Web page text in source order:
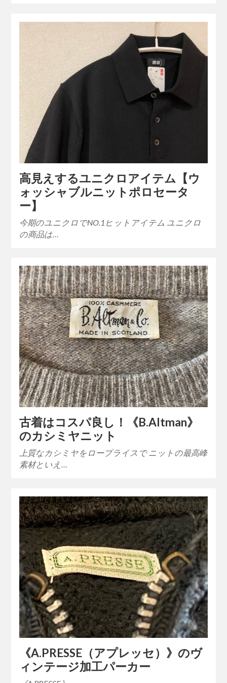
高見えするユニクロアイテム【ウ
ォッシャブルニットポロセータ
ー】
今期のユニクロでNO.1ヒットアイテム ユニクロ
の商品は…
古着はコスパ良し！《B.Altman》
のカシミヤニット
上質なカシミヤをロープライスで ニットの最高峰
素材といえ…
《A.PRESSE（アプレッセ）》のヴ
ィンテージ加工パーカー